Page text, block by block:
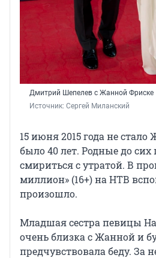
Дмитрий Шепелев с Жанной Фриске
Источник: Сергей Миланский
15 июня 2015 года не
было 40 лет. Родные до сих
смириться с утратой. В
миллион» (16+) на НТВ
произошло.
Младшая сестра певицы
очень близка с Жанной и
предчувствовала беду. За